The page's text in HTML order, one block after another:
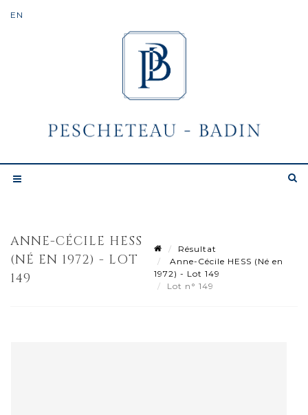
ANNE-CÉCILE HESS
(NÉ EN 1972) - LOT
149
Résultat
Anne-Cécile HESS (Né en
1972) - Lot 149
Lot n° 149